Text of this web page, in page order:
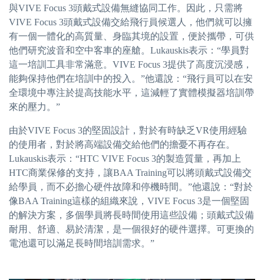
與VIVE Focus 3頭戴式設備無縫協同工作。因此，只需將
VIVE Focus 3頭戴式設備交給飛行員候選人，他們就可以擁
有一個一體化的高質量、身臨其境的設置，便於攜帶，可供
他們研究波音和空中客車的座艙。Lukauskis表示：“學員對
這一培訓工具非常滿意。VIVE Focus 3提供了高度沉浸感，
能夠保持他們在培訓中的投入。”他還說：“飛行員可以在安
全環境中專注於提高技能水平，這減輕了實體模擬器培訓帶
來的壓力。”
由於VIVE Focus 3的堅固設計，對於有時缺乏VR使用經驗
的使用者，對於將高端設備交給他們的擔憂不再存在。
Lukauskis表示：“HTC VIVE Focus 3的製造質量，再加上
HTC商業保修的支持，讓BAA Training可以將頭戴式設備交
給學員，而不必擔心硬件故障和停機時間。”他還說：“對於
像BAA Training這樣的組織來說，VIVE Focus 3是一個堅固
的解決方案，多個學員將長時間使用這些設備；頭戴式設備
耐用、舒適、易於清潔，是一個很好的硬件選擇。可更換的
電池還可以滿足長時間培訓需求。”